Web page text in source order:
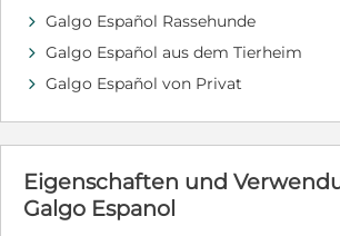
d Galgo Español Rassehunde
d Galgo Español aus dem Tierheim
d Galgo Español von Privat
Eigenschaften und
Galgo Espanol